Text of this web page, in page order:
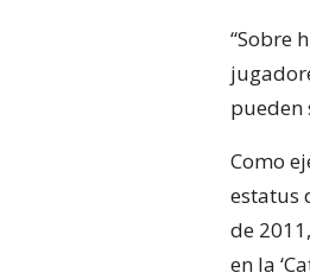
“Sobre
pueden
Como
estatus
de
en la